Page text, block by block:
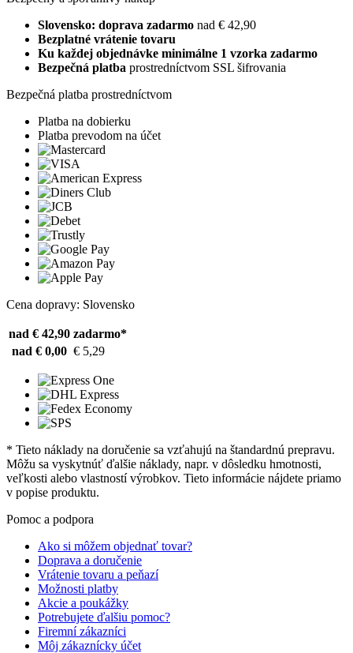
Slovensko: doprava zadarmo nad € 42,90
Bezplatné vrátenie tovaru
Ku každej objednávke minimálne 1 vzorka zadarmo
Bezpečná platba prostredníctvom SSL šifrovania
Bezpečná platba prostredníctvom
Platba na dobierku
Platba prevodom na účet
Cena dopravy: Slovensko
nad € 42,90 zadarmo*
nad € 0,00 € 5,29
* Tieto náklady na doručenie sa vzťahujú na štandardnú prepravu.
Môžu sa vyskytnúť ďalšie náklady, napr. v dôsledku hmotnosti,
veľkosti alebo vlastností výrobkov. Tieto informácie nájdete priamo
v popise produktu.
Pomoc a podpora
Ako si môžem objednať tovar?
Doprava a doručenie
Vrátenie tovaru a peňazí
Možnosti platby
Akcie a poukážky
Potrebujete ďalšiu pomoc?
Firemní zákazníci
Môj zákaznícky účet